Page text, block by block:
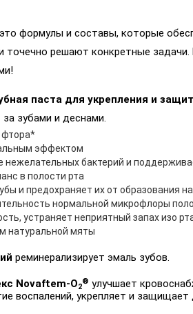
формулы и составы, которые
точечно решают конкретные задачи.
паста для укрепления и
зубами и деснами.
фтора*
эффектом
нежелательных бактерий и
в полости рта
и предохраняет их от образования
нормальной микрофлоры
устраняет неприятный запах изо
натуральной мяты
реминерализирует эмаль зубов.
Novaftem-O2
® улучшает
воспалений, укрепляет и защищает